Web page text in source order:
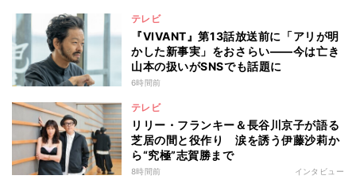
テレビ
『VIVANT』第13話放送前に「アリが明
かした新事実」をおさらい――今は亡き
山本の扱いがSNSでも話題に
6時間前
テレビ
リリー・フランキー＆長谷川京子が語る
芝居の間と役作り 涙を誘う伊藤沙莉か
ら“究極”志賀勝まで
8時間前 インタビュー